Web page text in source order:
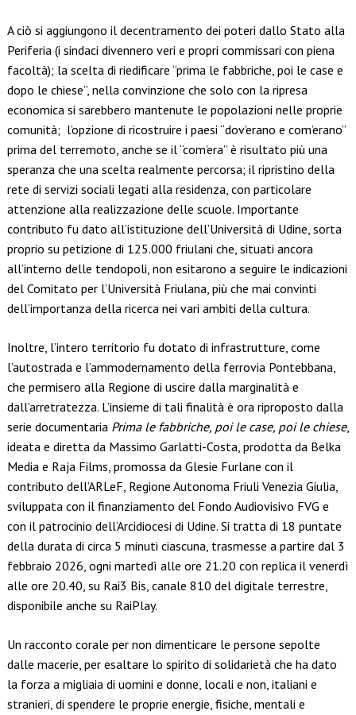
A ciò si aggiungono il decentramento dei poteri dallo Stato alla
Periferia (i sindaci divennero veri e propri commissari con piena
facoltà); la scelta di riedificare “prima le fabbriche, poi le case e
dopo le chiese”, nella convinzione che solo con la ripresa
economica si sarebbero mantenute le popolazioni nelle proprie
comunità; l’opzione di ricostruire i paesi “dov’erano e com’erano”
prima del terremoto, anche se il “com’era” è risultato più una
speranza che una scelta realmente percorsa; il ripristino della
rete di servizi sociali legati alla residenza, con particolare
attenzione alla realizzazione delle scuole. Importante
contributo fu dato all’istituzione dell’Università di Udine, sorta
proprio su petizione di 125.000 friulani che, situati ancora
all’interno delle tendopoli, non esitarono a seguire le indicazioni
del Comitato per l’Università Friulana, più che mai convinti
dell’importanza della ricerca nei vari ambiti della cultura.
Inoltre, l’intero territorio fu dotato di infrastrutture, come
l’autostrada e l’ammodernamento della ferrovia Pontebbana,
che permisero alla Regione di uscire dalla marginalità e
dall’arretratezza. L’insieme di tali finalità è ora riproposto dalla
serie documentaria Prima le fabbriche, poi le case, poi le chiese,
ideata e diretta da Massimo Garlatti-Costa, prodotta da Belka
Media e Raja Films, promossa da Glesie Furlane con il
contributo dell’ARLeF, Regione Autonoma Friuli Venezia Giulia,
sviluppata con il finanziamento del Fondo Audiovisivo FVG e
con il patrocinio dell’Arcidiocesi di Udine. Si tratta di 18 puntate
della durata di circa 5 minuti ciascuna, trasmesse a partire dal 3
febbraio 2026, ogni martedì alle ore 21.20 con replica il venerdì
alle ore 20.40, su Rai3 Bis, canale 810 del digitale terrestre,
disponibile anche su RaiPlay.
Un racconto corale per non dimenticare le persone sepolte
dalle macerie, per esaltare lo spirito di solidarietà che ha dato
la forza a migliaia di uomini e donne, locali e non, italiani e
stranieri, di spendere le proprie energie, fisiche, mentali e